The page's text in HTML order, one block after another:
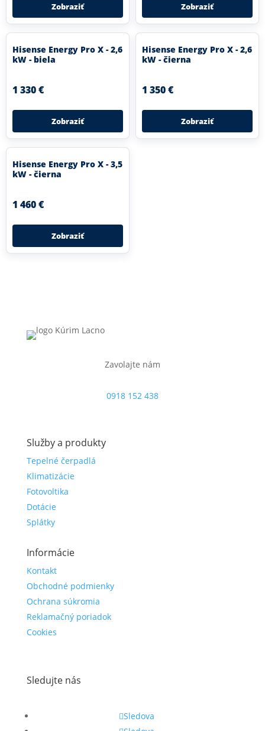
Zobraziť Zobraziť
Hisense Energy Pro X - 2,6
kW - biela
1 330 €
Zobraziť
Hisense Energy Pro X - 2,6
kW - čierna
1 350 €
Zobraziť
Hisense Energy Pro X - 3,5
kW - čierna
1 460 €
Zobraziť
Zavolajte nám
0918 152 438
Služby a produkty
Tepelné čerpadlá
Klimatizácie
Fotovoltika
Dotácie
Splátky
Informácie
Kontakt
Obchodné podmienky
Ochrana súkromia
Reklamačný poriadok
Cookies
Sledujte nás
Sledova